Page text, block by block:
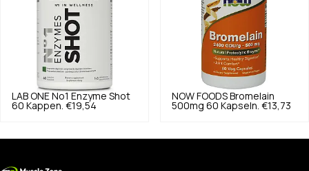
LAB ONE No1 Enzyme Shot
60 Kappen. €19,54
NOW FOODS Bromelain
500mg 60 Kapseln. €13,73